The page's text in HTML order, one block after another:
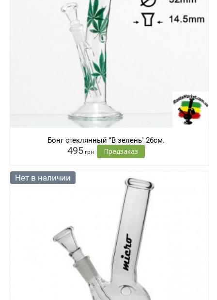
Бонг стеклянный "В зелень" 26см.
495 грн Предзаказ
Нет в наличии